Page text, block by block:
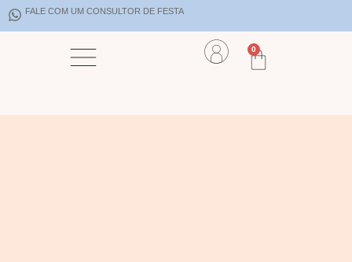
FALE COM UM CONSULTOR DE FESTA
0